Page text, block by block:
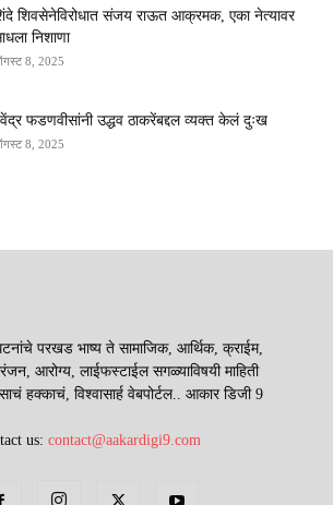
शिवसेनेविरोधात संजय राऊत आक्रमक, एका नेत्यावर
निशाणा
8, 2025
फडणवीसांनी उद्धव ठाकरेंबद्दल व्यक्त केलं दुःख
8, 2025
परखड भाष्य ते सामाजिक, आर्थिक, क्राईम,
आरोग्य, लाईफस्टाईल सगळ्याविषयी माहिती
हक्काचं, विश्वासार्ह वेबपोर्टल.. आकार डिजी 9
us:contact@aakardigi9.com